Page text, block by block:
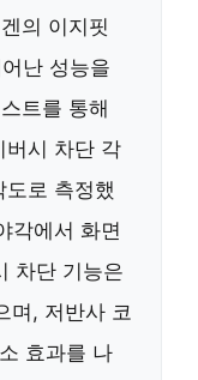
의 이지핏
난 성능을
트를 통해
버시 차단 각
로 측정했
각에서 화면
차단 기능은
며, 저반사 코
효과를 나